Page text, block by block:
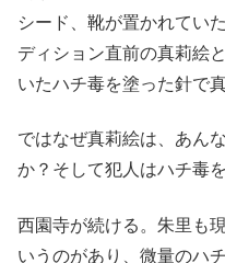
シード、靴が置かれてい
ディション直前の真莉絵
いたハチ毒を塗った針で
ではなぜ真莉絵は、あん
か？そして犯人はハチ毒
西園寺が続ける。朱里も
いうのがあり、微量のハ